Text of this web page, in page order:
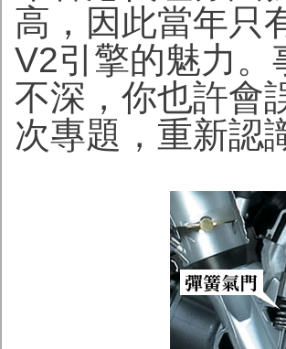
高，因此當年只
V2引擎的魅力
不深，你也許會
次專題，重新認